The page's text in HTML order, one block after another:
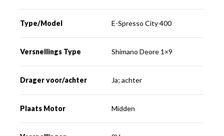
Type/Model E-Spresso City 400
Versnellings Type Shimano Deore 1×9
Drager voor/achter Ja; achter
Plaats Motor Midden